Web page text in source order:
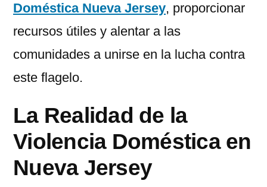
Doméstica Nueva Jersey, proporcionar
recursos útiles y alentar a las
comunidades a unirse en la lucha contra
este flagelo.
La Realidad de la
Violencia Doméstica en
Nueva Jersey